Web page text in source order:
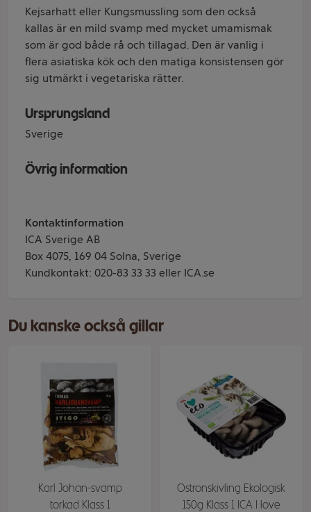
Kejsarhatt eller Kungsmussling som den också
kallas är en mild svamp med mycket umamismak
som är god både rå och tillagad. Den är vanlig i
flera asiatiska kök och den matiga konsistensen gör
sig utmärkt i vegetariska rätter.
Ursprungsland
Sverige
Övrig information
Kontaktinformation
ICA Sverige AB
Box 4075, 169 04 Solna, Sverige
Kundkontakt: 020-83 33 33 eller ICA.se
Du kanske också gillar
Karl Johan-svamp
torkad Klass 1
Ostronskivling Ekologisk
150g Klass 1 ICA I love